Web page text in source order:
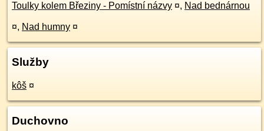
Toulky kolem Březiny - Pomístní názvy ¤, Nad bednárnou
¤, Nad humny ¤
Služby
kôš ¤
Duchovno